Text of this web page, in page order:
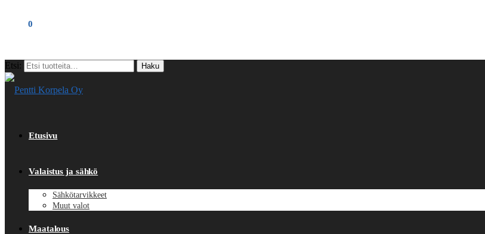
0
Etsi: Haku
Etusivu
Valaistus ja sähkö
Sähkötarvikkeet
Muut valot
Maatalous